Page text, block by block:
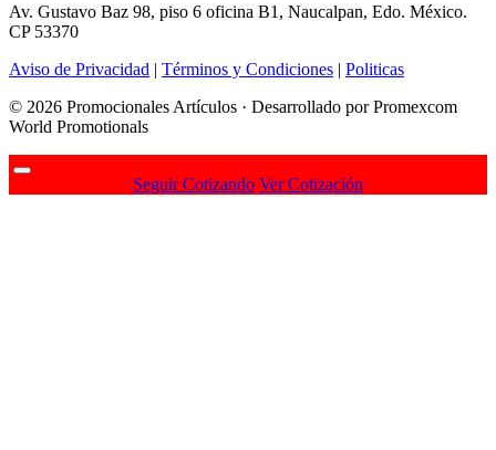
Av. Gustavo Baz 98, piso 6 oficina B1, Naucalpan, Edo. México.
CP 53370
Aviso de Privacidad | Términos y Condiciones | Politicas
© 2026 Promocionales Artículos · Desarrollado por Promexcom
World Promotionals
Seguir Cotizando Ver Cotización